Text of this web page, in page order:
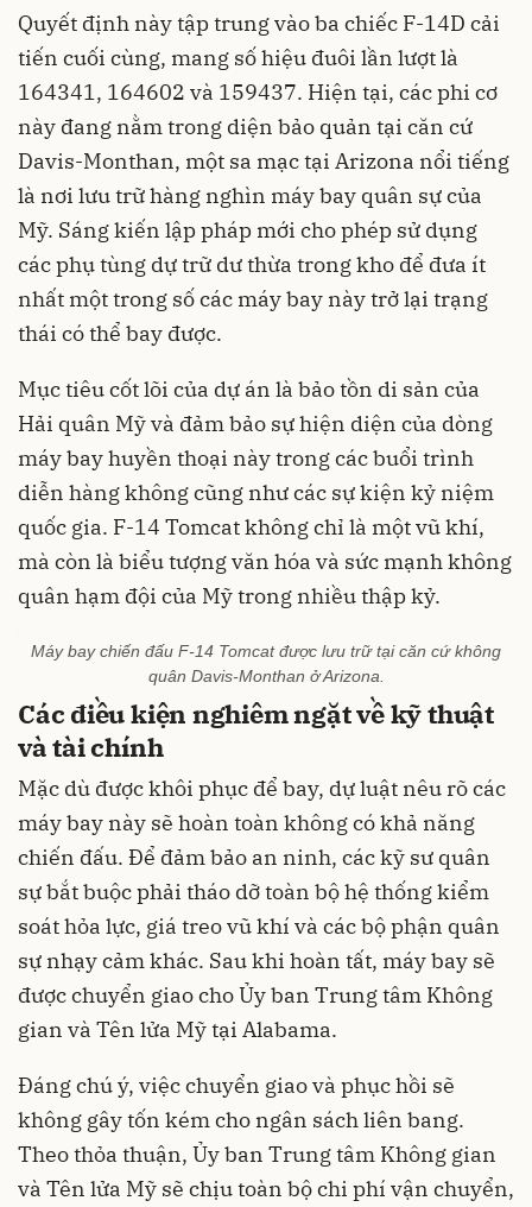
Quyết định này tập trung vào ba chiếc F-14D cải
tiến cuối cùng, mang số hiệu đuôi lần lượt là
164341, 164602 và 159437. Hiện tại, các phi cơ
này đang nằm trong diện bảo quản tại căn cứ
Davis-Monthan, một sa mạc tại Arizona nổi tiếng
là nơi lưu trữ hàng nghìn máy bay quân sự của
Mỹ. Sáng kiến lập pháp mới cho phép sử dụng
các phụ tùng dự trữ dư thừa trong kho để đưa ít
nhất một trong số các máy bay này trở lại trạng
thái có thể bay được.
Mục tiêu cốt lõi của dự án là bảo tồn di sản của
Hải quân Mỹ và đảm bảo sự hiện diện của dòng
máy bay huyền thoại này trong các buổi trình
diễn hàng không cũng như các sự kiện kỷ niệm
quốc gia. F-14 Tomcat không chỉ là một vũ khí,
mà còn là biểu tượng văn hóa và sức mạnh không
quân hạm đội của Mỹ trong nhiều thập kỷ.
Máy bay chiến đấu F-14 Tomcat được lưu trữ tại căn cứ không
quân Davis-Monthan ở Arizona.
Các điều kiện nghiêm ngặt về kỹ thuật
và tài chính
Mặc dù được khôi phục để bay, dự luật nêu rõ các
máy bay này sẽ hoàn toàn không có khả năng
chiến đấu. Để đảm bảo an ninh, các kỹ sư quân
sự bắt buộc phải tháo dỡ toàn bộ hệ thống kiểm
soát hỏa lực, giá treo vũ khí và các bộ phận quân
sự nhạy cảm khác. Sau khi hoàn tất, máy bay sẽ
được chuyển giao cho Ủy ban Trung tâm Không
gian và Tên lửa Mỹ tại Alabama.
Đáng chú ý, việc chuyển giao và phục hồi sẽ
không gây tốn kém cho ngân sách liên bang.
Theo thỏa thuận, Ủy ban Trung tâm Không gian
và Tên lửa Mỹ sẽ chịu toàn bộ chi phí vận chuyển,